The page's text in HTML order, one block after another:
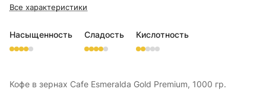
Все характеристики
Насыщенность Сладость Кислотность
Кофе в зернах Cafe Esmeralda Gold Premium, 1000 гр.